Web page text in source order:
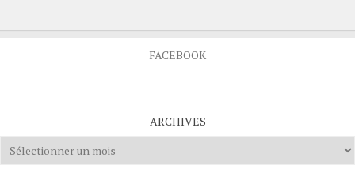
FACEBOOK
ARCHIVES
Archives